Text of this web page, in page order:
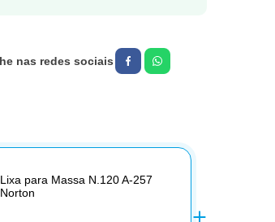
Lixa para Massa N.120 A-257
Norton